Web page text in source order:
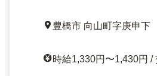
豊橋市 向山町字庚申下
時給1,330円〜1,430円 /